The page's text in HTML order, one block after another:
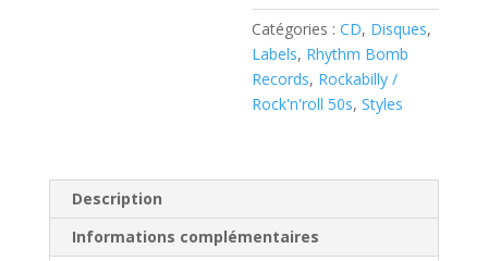
My
Mojo
(
CD
)
,
new
Catégories :CD, Disques,
Labels, Rhythm Bomb
Records, Rockabilly /
Rock'n'roll 50s,Styles
Description
Informations complémentaires